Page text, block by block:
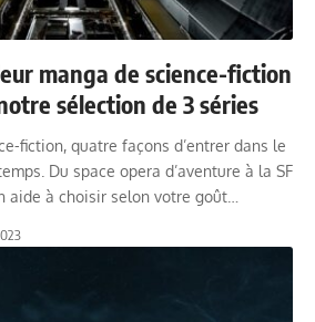
manga de science-fiction
sélection de 3 séries
fiction, quatre façons d’entrer dans le
Du space opera d’aventure à la SF
aide à choisir selon votre goût…